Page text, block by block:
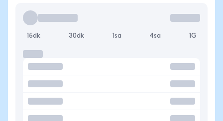
15dk 30dk 1sa 4sa 1G